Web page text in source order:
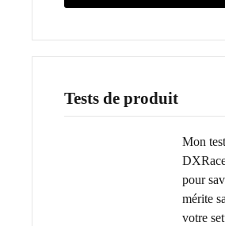
Tests de produit
Mon
pour
mérite
votre